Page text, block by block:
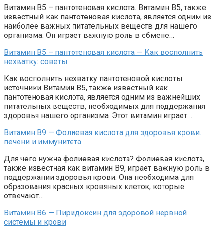
Витамин В5 – пантотеновая кислота. Витамин В5, также
известный как пантотеновая кислота, является одним из
наиболее важных питательных веществ для нашего
организма. Он играет важную роль в обмене…
Витамин В5 – пантотеновая кислота — Как восполнить
нехватку: советы
Как восполнить нехватку пантотеновой кислоты:
источники Витамин В5, также известный как
пантотеновая кислота, является одним из важнейших
питательных веществ, необходимых для поддержания
здоровья нашего организма. Этот витамин играет…
Витамин В9 — Фолиевая кислота для здоровья крови,
печени и иммунитета
Для чего нужна фолиевая кислота? Фолиевая кислота,
также известная как витамин В9, играет важную роль в
поддержании здоровья крови. Она необходима для
образования красных кровяных клеток, которые
отвечают…
Витамин В6 — Пиридоксин для здоровой нервной
системы и крови